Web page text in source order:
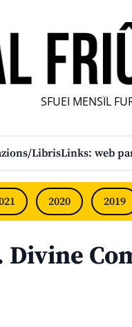
SFUEI MENSÎL
LibrisLinks: web
2020 2019
Divine